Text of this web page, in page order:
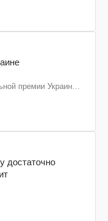
премии Украины
достаточно